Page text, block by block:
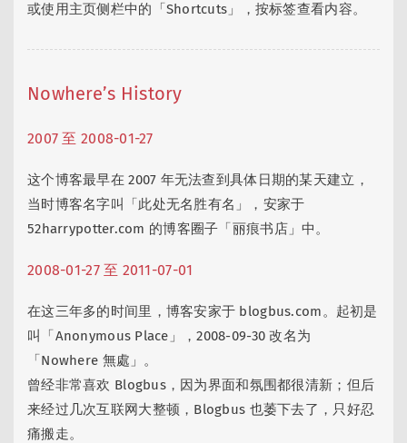
或使用主页侧栏中的「Shortcuts」，按标签查看内容。
Nowhere’s History
2007 至 2008-01-27
这个博客最早在 2007 年无法查到具体日期的某天建立，
当时博客名字叫「此处无名胜有名」，安家于
52harrypotter.com 的博客圈子「丽痕书店」中。
2008-01-27 至 2011-07-01
在这三年多的时间里，博客安家于 blogbus.com。起初是
叫「Anonymous Place」，2008-09-30 改名为
「Nowhere 無處」。
曾经非常喜欢 Blogbus，因为界面和氛围都很清新；但后
来经过几次互联网大整顿，Blogbus 也萎下去了，只好忍
痛搬走。